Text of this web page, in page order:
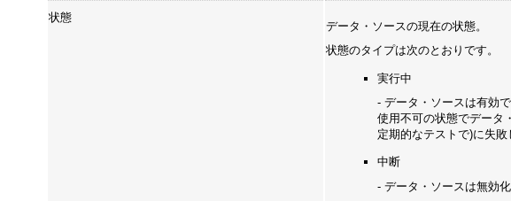
状態
データ・ソースの現在の状態。
状態のタイプは次のとおりです。
実行中
- データ・ソースは有効
使用不可の状態でデータ
定期的なテストで)に失敗
中断
- データ・ソースは無効化